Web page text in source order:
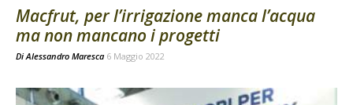
Macfrut, per l’irrigazione manca l’acqua
ma non mancano i progetti
DiAlessandro Maresca 6 Maggio 2022